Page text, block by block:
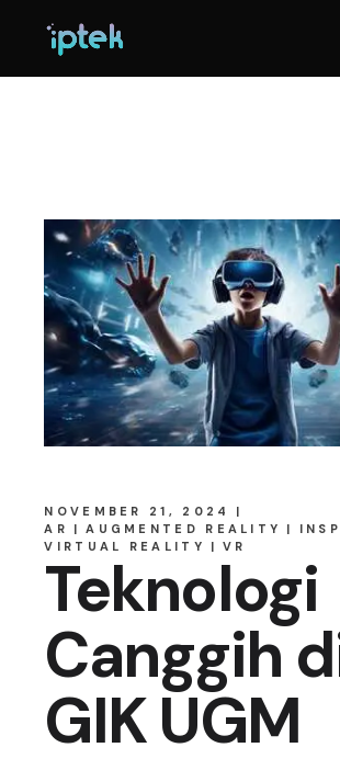
NOVEMBER 21, 2024
AR
AUGMENTED REALITY
VIRTUAL REALITY
VR
Teknologi
Canggih
GIK UGM